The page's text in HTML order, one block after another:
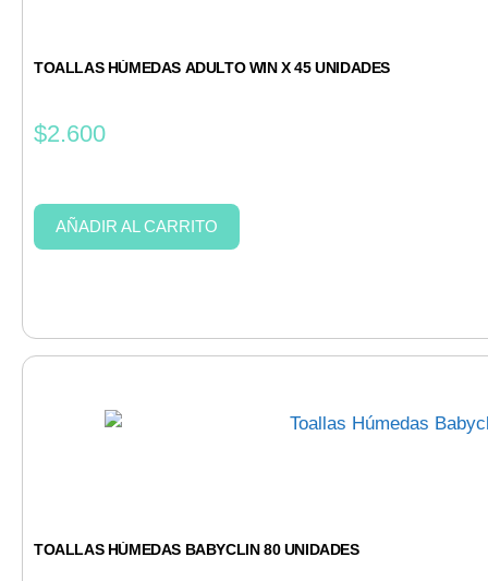
TOALLAS HÚMEDAS ADULTO WIN X 45 UNIDADES
$2.600
AÑADIR AL CARRITO
TOALLAS HÚMEDAS BABYCLIN 80 UNIDADES